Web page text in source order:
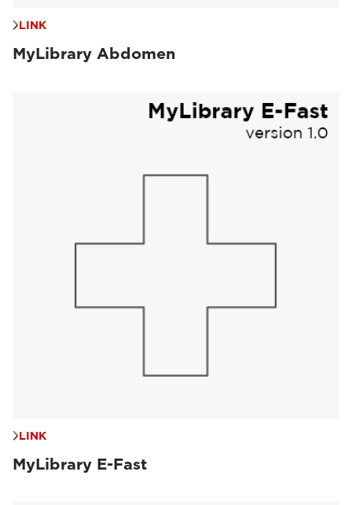
LINK
MyLibrary Abdomen
LINK
MyLibrary E-Fast